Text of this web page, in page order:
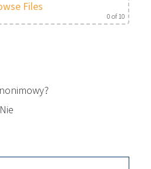
Files
0of 10
Nie